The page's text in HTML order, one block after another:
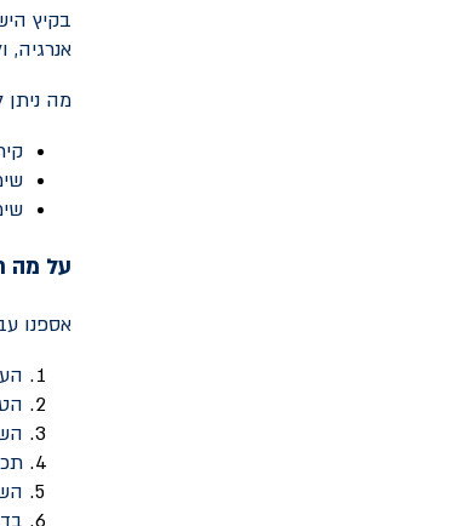
בקיץ
אנרגיה,
מה ניתן
על מה
אספנו